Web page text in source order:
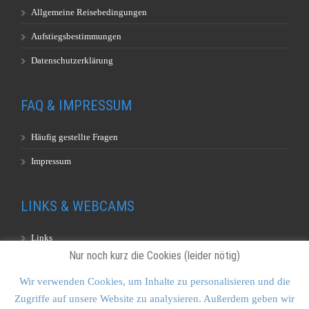
Allgemeine Reisebedingungen
Aufstiegsbestimmungen
Datenschutzerklärung
FAQ & IMPRESSUM
Häufig gestellte Fragen
Impressum
LINKS & WEBCAMS
Links
Nur noch kurz die Cookies (leider nötig)
Wir verwenden Cookies, um Inhalte zu personalisieren und die
Zugriffe auf unsere Website zu analysieren. Außerdem geben wir